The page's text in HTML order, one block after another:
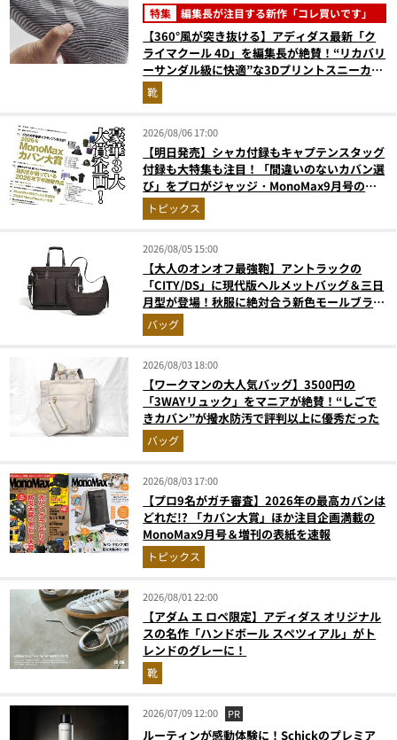
特集 編集長が注目する新作「コレ買いです」
【360°風が突き抜ける】アディダス最新「ク
ライマクール 4D」を編集長が絶賛！“リカバリ
ーサンダル級に快適”な3Dプリントスニーカー
『コレ買いです』Vol.173
靴
2026/08/06 17:00
【明日発売】シャカ付録もキャプテンスタッグ
付録も大特集も注目！「間違いのないカバン選
び」をプロがジャッジ・MonoMax9月号の目
次を公開
トピックス
2026/08/05 15:00
【大人のオンオフ最強鞄】アントラックの
「CITY/DS」に現代版ヘルメットバッグ＆三日
月型が登場！秋服に絶対合う新色モールブラウ
ンが傑作
バッグ
2026/08/03 18:00
【ワークマンの大人気バッグ】3500円の
「3WAYリュック」をマニアが絶賛！“しごで
きカバン”が撥水防汚で評判以上に優秀だった
バッグ
2026/08/03 17:00
【プロ9名がガチ審査】2026年の最高カバンは
どれだ!? 「カバン大賞」ほか注目企画満載の
MonoMax9月号＆増刊の表紙を速報
トピックス
2026/08/01 22:00
【アダム エ ロペ限定】アディダス オリジナル
スの名作「ハンドボール スペツィアル」がト
レンドのグレーに！
靴
2026/07/09 12:00 PR
ルーティンが感動体験に！Schickのプレミア